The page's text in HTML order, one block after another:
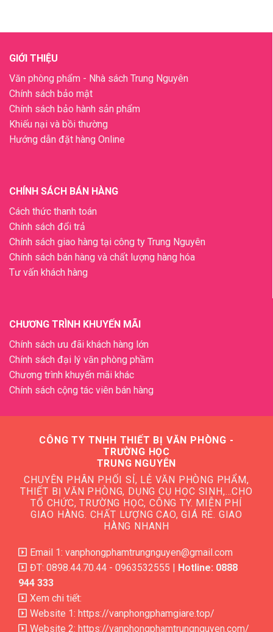
GIỚI THIỆU
Văn phòng phẩm - Nhà sách Trung Nguyên
Chính sách bảo mật
Chính sách bảo hành sản phẩm
Khiếu nại và bồi thường
Hướng dẫn đặt hàng Online
CHÍNH SÁCH BÁN HÀNG
Cách thức thanh toán
Chính sách đổi trả
Chính sách giao hàng tại công ty Trung Nguyên
Chính sách bán hàng và chất lượng hàng hóa
Tư vấn khách hàng
CHƯƠNG TRÌNH KHUYẾN MÃI
Chính sách ưu đãi khách hàng lớn
Chính sách đại lý văn phòng phầm
Chương trình khuyến mãi khác
Chính sách cộng tác viên bán hàng
CÔNG TY TNHH THIẾT BỊ VĂN PHÒNG -
TRƯỜNG HỌC
TRUNG NGUYÊN
CHUYÊN PHÂN PHỐI SỈ, LẺ VĂN PHÒNG PHẨM,
THIẾT BỊ VĂN PHÒNG, DỤNG CỤ HỌC SINH,…CHO
TỔ CHỨC, TRƯỜNG HỌC, CÔNG TY. MIỄN PHÍ
GIAO HÀNG. CHẤT LƯỢNG CAO, GIÁ RẺ. GIAO
HÀNG NHANH
Email 1: vanphongphamtrungnguyen@gmail.com
ĐT: 0898.44.70.44 - 0963532555 | Hotline: 0888
944 333
Xem chi tiết:
Website 1: https://vanphongphamgiare.top/
Website 2: https://vanphongphamtrungnguyen.com/